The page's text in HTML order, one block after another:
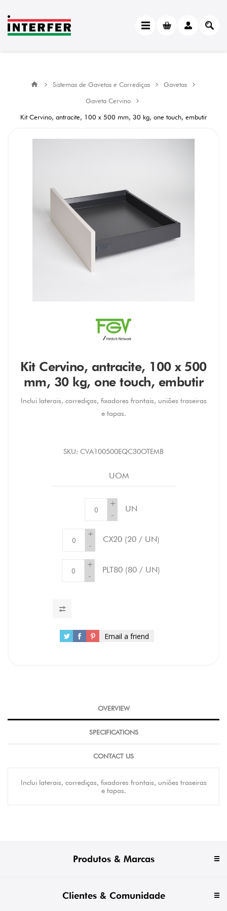
Sistemas de Gavetas e Corrediças
Gavetas
Gaveta Cervino
Kit Cervino, antracite, 100 x 500 mm, 30 kg, one touch, embutir
Kit Cervino, antracite, 100 x 500
mm, 30 kg, one touch, embutir
Inclui laterais, corrediças, fixadores frontais, uniões traseiras
e tapas.
SKU: CVA100500EQC30OTEMB
UOM
+
-
UN
+
-
CX20 (20 / UN)
+
-
PLT80 (80 / UN)
Email a friend
OVERVIEW
SPECIFICATIONS
CONTACT US
Inclui laterais, corrediças, fixadores frontais, uniões traseiras
e tapas.
Produtos & Marcas
Clientes & Comunidade